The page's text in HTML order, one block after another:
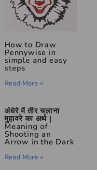
How to Draw
Pennywise in
simple and easy
steps
Read More »
अंधेरे में तीर चलाना
मुहावरे का अर्थ |
Meaning of
Shooting an
Arrow in the Dark
Read More »